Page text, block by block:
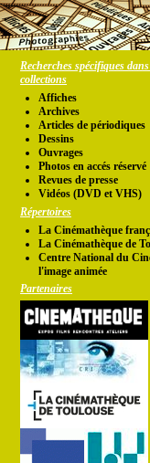
Recherches spécifiques
collections
Affiches
Archives
Articles de périodiques
Dessins
Ouvrages
Photos en accés réservé
Revues de presse
Vidéos (DVD et VHS)
Répertoires
La Cinémathèque
La Cinémathèque de
Centre National du
l'image animée
Partenaires